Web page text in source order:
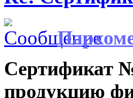
Сертификат
продукцию